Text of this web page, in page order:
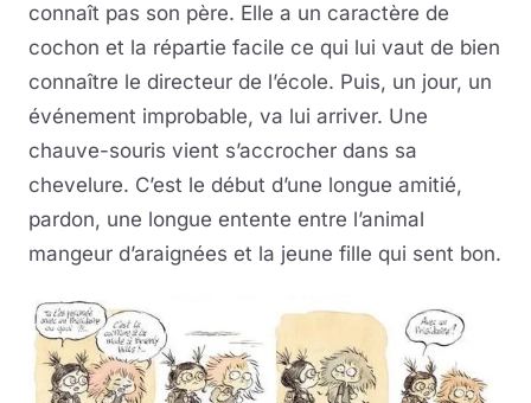
connaît pas son père. Elle a un caractère de
cochon et la répartie facile ce qui lui vaut de bien
connaître le directeur de l’école. Puis, un jour, un
événement improbable, va lui arriver. Une
chauve-souris vient s’accrocher dans sa
chevelure. C’est le début d’une longue amitié,
pardon, une longue entente entre l’animal
mangeur d’araignées et la jeune fille qui sent bon.